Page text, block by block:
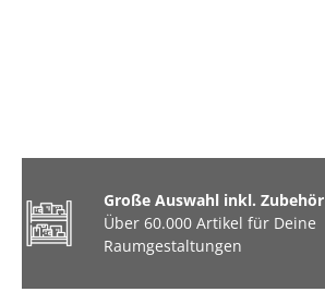
Große Auswahl inkl. Zubehör
Über 60.000 Artikel für Deine
Raumgestaltungen